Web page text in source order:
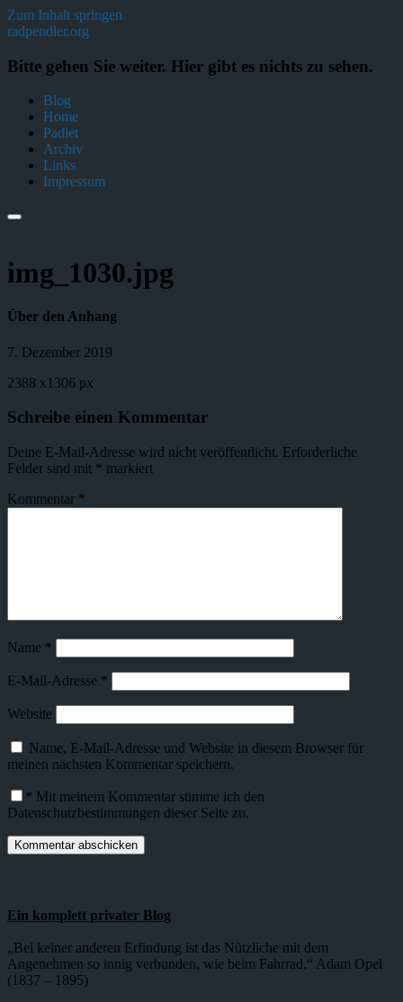
Zum Inhalt springen
radpendler.org
Bitte gehen Sie weiter. Hier gibt es nichts zu sehen.
Blog
Home
Padlet
Archiv
Links
Impressum
img_1030.jpg
Über den Anhang
7. Dezember 2019
2388 x1306 px
Schreibe einen Kommentar
Deine E-Mail-Adresse wird nicht veröffentlicht. Erforderliche
Felder sind mit * markiert
Kommentar *
Name *
E-Mail-Adresse *
Website
Name, E-Mail-Adresse und Website in diesem Browser für
meinen nächsten Kommentar speichern.
* Mit meinem Kommentar stimme ich den
Datenschutzbestimmungen dieser Seite zu.
Ein komplett privater Blog
„Bei keiner anderen Erfindung ist das Nützliche mit dem
Angenehmen so innig verbunden, wie beim Fahrrad.“ Adam Opel
(1837 – 1895)